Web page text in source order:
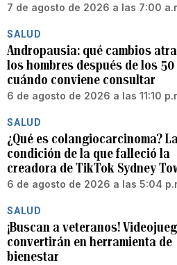
7 de agosto de 2026 a las 7:00
SALUD
Andropausia: qué cambios
los hombres después de los 50
cuándo conviene consultar
6 de agosto de 2026 a las 11:10
SALUD
¿Qué es colangiocarcinoma?
condición de la que falleció la
creadora de TikTok Sydney
6 de agosto de 2026 a las 5:04
SALUD
¡Buscan a veteranos!
convertirán en herramienta de
bienestar